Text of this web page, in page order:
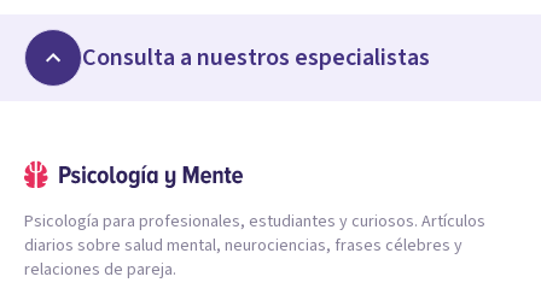
Consulta a nuestros especialistas
Psicología para profesionales, estudiantes y curiosos. Artículos
diarios sobre salud mental, neurociencias, frases célebres y
relaciones de pareja.